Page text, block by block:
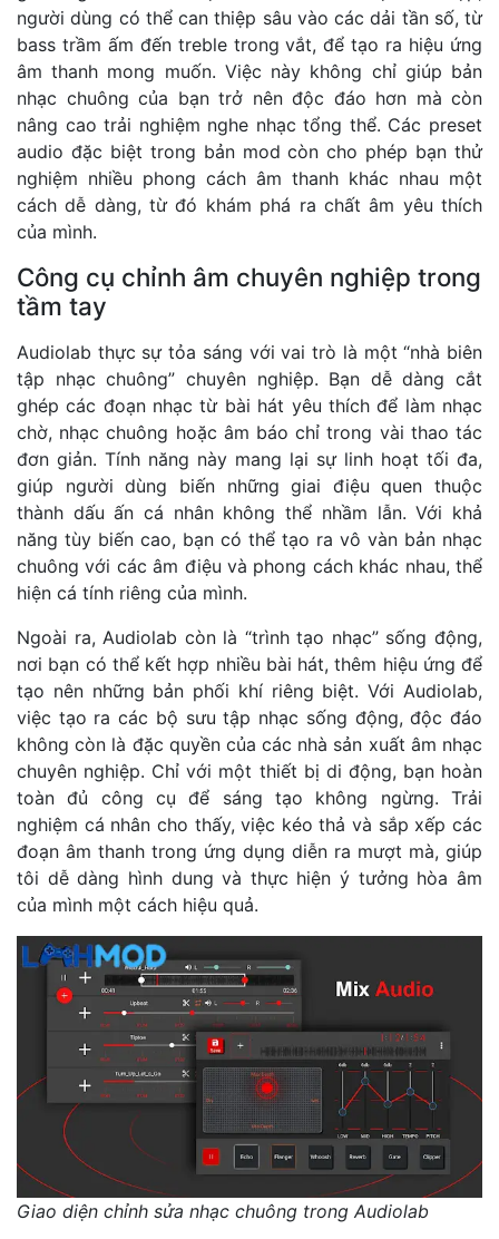
người dùng có thể can thiệp sâu vào các dải tần số, từ
bass trầm ấm đến treble trong vắt, để tạo ra hiệu ứng
âm thanh mong muốn. Việc này không chỉ giúp bản
nhạc chuông của bạn trở nên độc đáo hơn mà còn
nâng cao trải nghiệm nghe nhạc tổng thể. Các preset
audio đặc biệt trong bản mod còn cho phép bạn thử
nghiệm nhiều phong cách âm thanh khác nhau một
cách dễ dàng, từ đó khám phá ra chất âm yêu thích
của mình.
Công cụ chỉnh âm chuyên nghiệp trong
tầm tay
Audiolab thực sự tỏa sáng với vai trò là một “nhà biên
tập nhạc chuông” chuyên nghiệp. Bạn dễ dàng cắt
ghép các đoạn nhạc từ bài hát yêu thích để làm nhạc
chờ, nhạc chuông hoặc âm báo chỉ trong vài thao tác
đơn giản. Tính năng này mang lại sự linh hoạt tối đa,
giúp người dùng biến những giai điệu quen thuộc
thành dấu ấn cá nhân không thể nhầm lẫn. Với khả
năng tùy biến cao, bạn có thể tạo ra vô vàn bản nhạc
chuông với các âm điệu và phong cách khác nhau, thể
hiện cá tính riêng của mình.
Ngoài ra, Audiolab còn là “trình tạo nhạc” sống động,
nơi bạn có thể kết hợp nhiều bài hát, thêm hiệu ứng để
tạo nên những bản phối khí riêng biệt. Với Audiolab,
việc tạo ra các bộ sưu tập nhạc sống động, độc đáo
không còn là đặc quyền của các nhà sản xuất âm nhạc
chuyên nghiệp. Chỉ với một thiết bị di động, bạn hoàn
toàn đủ công cụ để sáng tạo không ngừng. Trải
nghiệm cá nhân cho thấy, việc kéo thả và sắp xếp các
đoạn âm thanh trong ứng dụng diễn ra mượt mà, giúp
tôi dễ dàng hình dung và thực hiện ý tưởng hòa âm
của mình một cách hiệu quả.
Giao diện chỉnh sửa nhạc chuông trong Audiolab